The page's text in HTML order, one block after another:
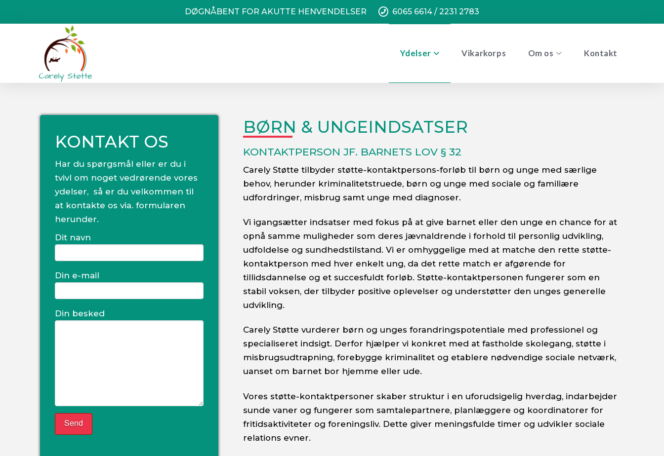
DØGNÅBENT FOR AKUTTE HENVENDELSER 6065 6614 / 2231 2783
Ydelser Vikarkorps Om os Kontakt
KONTAKT OS
Har du spørgsmål eller er du i
tvivl om noget vedrørende vores
ydelser, så er du velkommen til
at kontakte os via. formularen
herunder.
Dit navn
Din e-mail
Din besked
BØRN & UNGEINDSATSER
KONTAKTPERSON JF. BARNETS LOV § 32
Carely Støtte tilbyder støtte-kontaktpersons-forløb til børn og unge med særlige
behov, herunder kriminalitetstruede, børn og unge med sociale og familiære
udfordringer, misbrug samt unge med diagnoser.
Vi igangsætter indsatser med fokus på at give barnet eller den unge en chance for at
opnå samme muligheder som deres jævnaldrende i forhold til personlig udvikling,
udfoldelse og sundhedstilstand. Vi er omhyggelige med at matche den rette støtte-
kontaktperson med hver enkelt ung, da det rette match er afgørende for
tillidsdannelse og et succesfuldt forløb. Støtte-kontaktpersonen fungerer som en
stabil voksen, der tilbyder positive oplevelser og understøtter den unges generelle
udvikling.
Carely Støtte vurderer børn og unges forandringspotentiale med professionel og
specialiseret indsigt. Derfor hjælper vi konkret med at fastholde skolegang, støtte i
misbrugsudtrapning, forebygge kriminalitet og etablere nødvendige sociale netværk,
uanset om barnet bor hjemme eller ude.
Vores støtte-kontaktpersoner skaber struktur i en uforudsigelig hverdag, indarbejder
sunde vaner og fungerer som samtalepartnere, planlæggere og koordinatorer for
fritidsaktiviteter og foreningsliv. Dette giver meningsfulde timer og udvikler sociale
relations evner.